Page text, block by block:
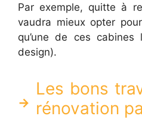
Par exemple, quitte à
vaudra mieux opter
qu’une de ces
design).
Les bons
rénovation